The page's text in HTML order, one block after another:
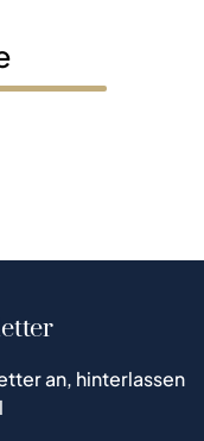
an, hinterlassen